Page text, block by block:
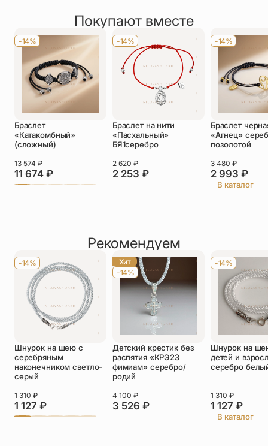
Оставить отзыв
Телефон*
Отзыв
Прикрепить фото
Оставить отзыв
Подтверждаю свое согласие с
политикой конфиденциальностии даю
согласие на обработку персональных
данных
Алла
30.06.2026
Большое спасибо за чудесный браслет- милый,
Покупают вместе
-14%
Браслет
«Катакомбный»
(сложный)
11 674 ₽
13 574₽
-14%
Браслет на нити
«Пасхальный»
БЯ1серебро
2 253 ₽
2 620₽
-14%
Браслет
«Агнец»
позолотой
2 993 ₽
3 480₽
В каталог
Рекомендуем
-14%
Шнурок на шею с
серебряным
наконечником светло-
серый
1 127 ₽
1 310₽
Хит
-14%
Детский крестик без
распятия «КРЭ23
фимиам» серебро/
родий
3 526 ₽
4 100₽
-14%
Шнурок на
детей и
серебро
1 127 ₽
1 310₽
В каталог